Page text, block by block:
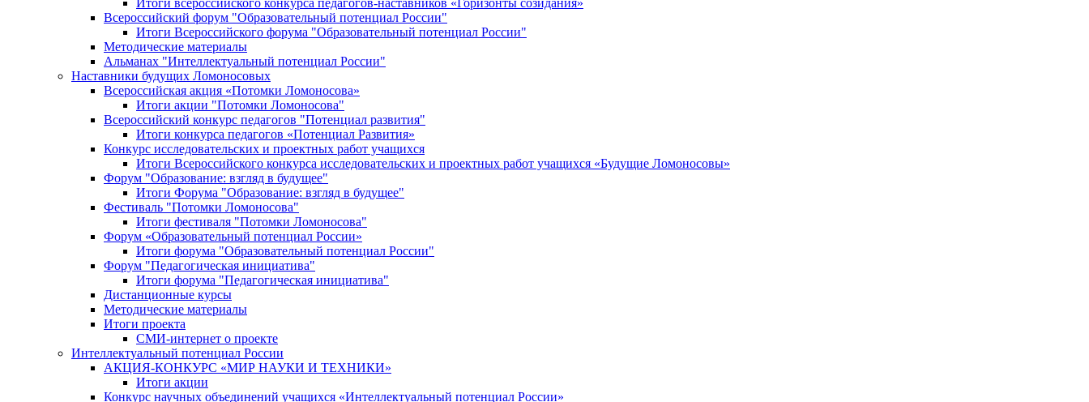
Итоги всероссийского конкурса педагогов-наставников «Горизонты созидания»
Всероссийский форум "Образовательный потенциал России"
Итоги Всероссийского форума "Образовательный потенциал России"
Методические материалы
Альманах "Интеллектуальный потенциал России"
Наставники будущих Ломоносовых
Всероссийская акция «Потомки Ломоносова»
Итоги акции "Потомки Ломоносова"
Всероссийский конкурс педагогов "Потенциал развития"
Итоги конкурса педагогов «Потенциал Развития»
Конкурс исследовательских и проектных работ учащихся
Итоги Всероссийского конкурса исследовательских и проектных работ учащихся «Будущие Ломоносовы»
Форум "Образование: взгляд в будущее"
Итоги Форума "Образование: взгляд в будущее"
Фестиваль "Потомки Ломоносова"
Итоги фестиваля "Потомки Ломоносова"
Форум «Образовательный потенциал России»
Итоги форума "Образовательный потенциал России"
Форум "Педагогическая инициатива"
Итоги форума "Педагогическая инициатива"
Дистанционные курсы
Методические материалы
Итоги проекта
СМИ-интернет о проекте
Интеллектуальный потенциал России
АКЦИЯ-КОНКУРС «МИР НАУКИ И ТЕХНИКИ»
Итоги акции
Конкурс научных объединений учащихся «Интеллектуальный потенциал России»